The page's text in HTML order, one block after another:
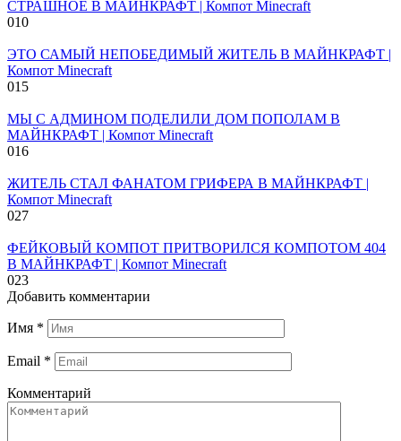
СТРАШНОЕ В МАЙНКРАФТ | Компот Minecraft
010
ЭТО САМЫЙ НЕПОБЕДИМЫЙ ЖИТЕЛЬ В МАЙНКРАФТ |
Компот Minecraft
015
МЫ С АДМИНОМ ПОДЕЛИЛИ ДОМ ПОПОЛАМ В
МАЙНКРАФТ | Компот Minecraft
016
ЖИТЕЛЬ СТАЛ ФАНАТОМ ГРИФЕРА В МАЙНКРАФТ |
Компот Minecraft
027
ФЕЙКОВЫЙ КОМПОТ ПРИТВОРИЛСЯ КОМПОТОМ 404
В МАЙНКРАФТ | Компот Minecraft
023
Добавить комментарии
Имя *
Email *
Комментарий